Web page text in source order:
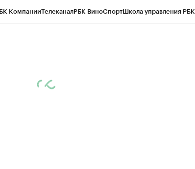
КомпанииТелеканалРБК ВиноСпортШкола управления РБК